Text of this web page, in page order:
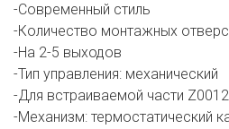
-Современный стиль
-Количество монтажных
-На 2-5 выходов
-Тип управления: механический
-Для встраиваемой части
-Механизм: термостатический